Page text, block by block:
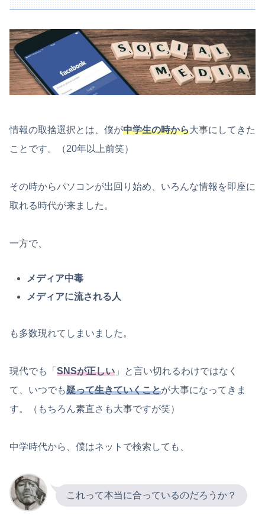
情報の取捨選択とは、僕が中学生の時から大事にしてきた
ことです。（20年以上前笑）
その時からパソコンが出回り始め、いろんな情報を即座に
取れる時代が来ました。
一方で、
メディア中毒
メディアに流される人
も多数現れてしまいました。
現代でも「 SNSが正しい 」と言い切れるわけではなく
て、いつでも疑って生きていくことが大事になってきま
す。（もちろん素直さも大事ですが笑）
中学時代から、僕はネットで検索しても、
これって本当に合っているのだろうか？